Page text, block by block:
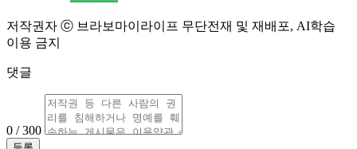
저작권자 ⓒ 브라보마이라이프 무단전재 및 재배포, AI학습
이용 금지
댓글
0 / 300